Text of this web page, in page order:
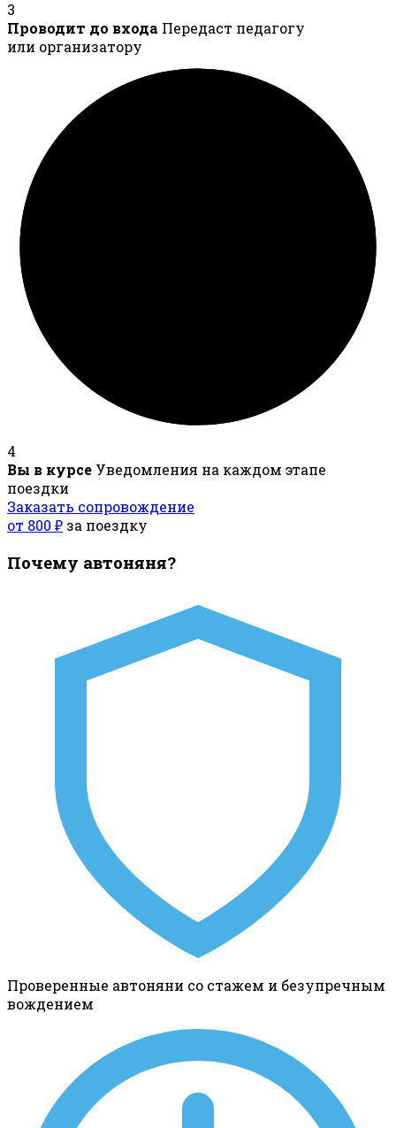
3
Проводит до входа Передаст педагогу
или организатору
4
Вы в курсе Уведомления на каждом этапе
поездки
Заказать сопровождение
от 800 ₽ за поездку
Почему автоняня?
Проверенные автоняни со стажем и безупречным
вождением